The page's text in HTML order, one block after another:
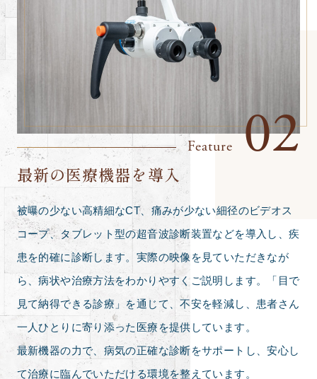
Feature 02
最新の医療機器を導入
被曝の少ない高精細なCT、痛みが少ない細径のビデオス
コープ、タブレット型の超音波診断装置などを導入し、疾
患を的確に診断します。実際の映像を見ていただきなが
ら、病状や治療方法をわかりやすくご説明します。「目で
見て納得できる診療」を通じて、不安を軽減し、患者さん
一人ひとりに寄り添った医療を提供しています。
最新機器の力で、病気の正確な診断をサポートし、安心し
て治療に臨んでいただける環境を整えています。